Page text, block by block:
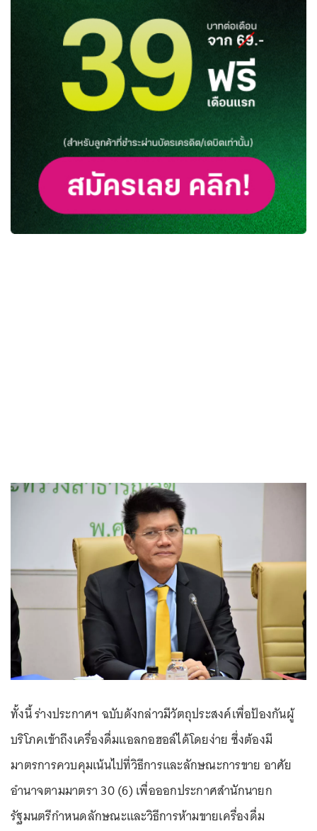
ทั้งนี้ ร่างประกาศฯ ฉบับดังกล่าวมีวัตถุประสงค์เพื่อป้องกันผู้
บริโภคเข้าถึงเครื่องดื่มแอลกอฮอล์ได้โดยง่าย ซึ่งต้องมี
มาตรการควบคุมเน้นไปที่วิธีการและลักษณะการขาย อาศัย
อำนาจตามมาตรา 30 (6) เพื่อออกประกาศสำนักนายก
รัฐมนตรีกำหนดลักษณะและวิธีการห้ามขายเครื่องดื่ม